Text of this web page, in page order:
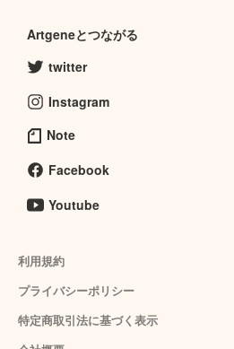
Artgeneとつながる
twitter
Instagram
Note
Facebook
Youtube
利用規約
プライバシーポリシー
特定商取引法に基づく表示